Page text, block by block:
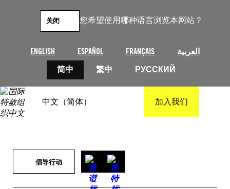
您希望使用哪种语言浏览本网站？
ENGLISH ESPAÑOL FRANÇAIS
العربية
简中
繁中 РУССКИЙ
关闭
中文（简体） 加入我们
倡导行动